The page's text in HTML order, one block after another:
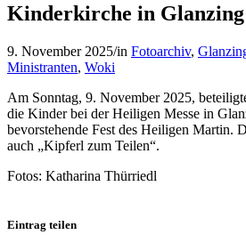
Kinderkirche in Glanzing
9. November 2025/in Fotoarchiv,
Ministranten, Woki
Am Sonntag, 9. November 2025,
die Kinder bei der Heiligen Messe in
bevorstehende Fest des Heiligen Martin.
auch „Kipferl zum Teilen“.
Fotos: Katharina Thürriedl
Eintrag teilen